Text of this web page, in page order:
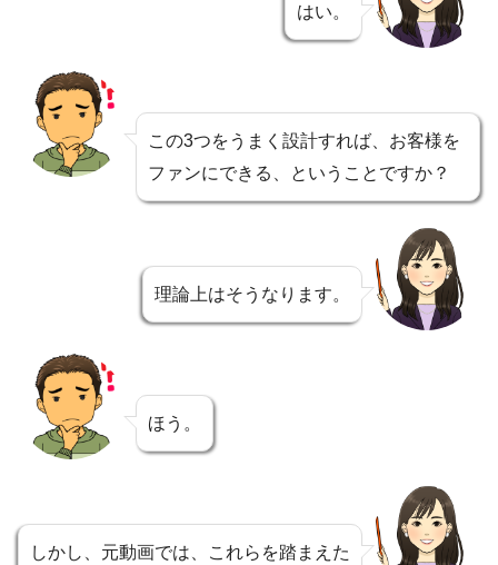
はい。
この3つをうまく設計すれば、お客様を
ファンにできる、ということですか？
理論上はそうなります。
ほう。
しかし、元動画では、これらを踏まえた